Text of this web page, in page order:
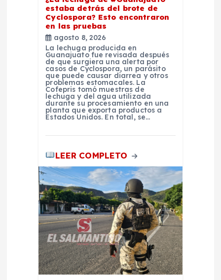
estaba detrás del brote de
Cyclospora? Esto encontraron
en las pruebas
agosto 8, 2026
La lechuga producida en
Guanajuato fue revisada después
de que surgiera una alerta por
casos de Cyclospora, un parásito
que puede causar diarrea y otros
problemas estomacales. La
Cofepris tomó muestras de
lechuga y del agua utilizada
durante su procesamiento en una
planta que exporta productos a
Estados Unidos. En total, se…
LEER COMPLETO